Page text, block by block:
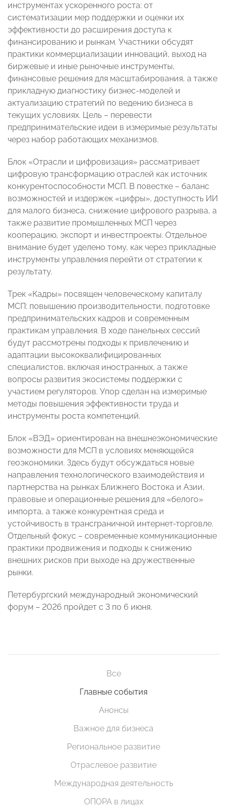
инструментах ускоренного роста: от
систематизации мер поддержки и оценки их
эффективности до расширения доступа к
финансированию и рынкам. Участники обсудят
практики коммерциализации инноваций, выход на
биржевые и иные рыночные инструменты,
финансовые решения для масштабирования, а также
прикладную диагностику бизнес-моделей и
актуализацию стратегий по ведению бизнеса в
текущих условиях. Цель – перевести
предпринимательские идеи в измеримые результаты
через набор работающих механизмов.
Блок «Отрасли и цифровизация» рассматривает
цифровую трансформацию отраслей как источник
конкурентоспособности МСП. В повестке – баланс
возможностей и издержек «цифры», доступность ИИ
для малого бизнеса, снижение цифрового разрыва, а
также развитие промышленных МСП через
кооперацию, экспорт и инвестпроекты. Отдельное
внимание будет уделено тому, как через прикладные
инструменты управления перейти от стратегии к
результату.
Трек «Кадры» посвящен человеческому капиталу
МСП: повышению производительности, подготовке
предпринимательских кадров и современным
практикам управления. В ходе панельных сессий
будут рассмотрены подходы к привлечению и
адаптации высококвалифицированных
специалистов, включая иностранных, а также
вопросы развития экосистемы поддержки с
участием регуляторов. Упор сделан на измеримые
методы повышения эффективности труда и
инструменты роста компетенций.
Блок «ВЭД» ориентирован на внешнеэкономические
возможности для МСП в условиях меняющейся
геоэкономики. Здесь будут обсуждаться новые
направления технологического взаимодействия и
партнерства на рынках Ближнего Востока и Азии,
правовые и операционные решения для «белого»
импорта, а также конкурентная среда и
устойчивость в трансграничной интернет-торговле.
Отдельный фокус – современные коммуникационные
практики продвижения и подходы к снижению
внешних рисков при выходе на дружественные
рынки.
Петербургский международный экономический
форум – 2026 пройдет с 3 по 6 июня.
Все
Главные события
Анонсы
Важное для бизнеса
Региональное развитие
Отраслевое развитие
Международная деятельность
ОПОРА в лицах